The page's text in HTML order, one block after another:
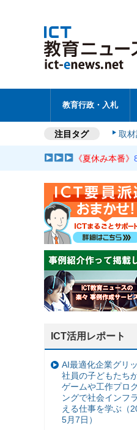
教育行政・入札
注目タグ 取
《夏休み本番》
ICT活用レポート
AI最適化企業グリッ
社員の子どもたち
ゲームや工作プロ
ングで社会インフ
える仕事を学ぶ（
5月7日）